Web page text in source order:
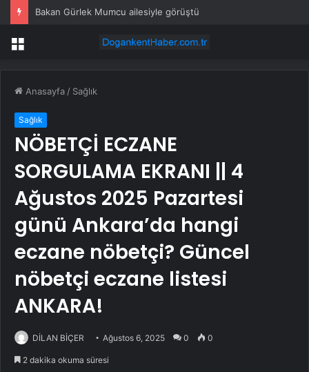
Bakan Gürlek Mumcu ailesiyle görüştü
Menü
Anasayfa / Sağlık
Sağlık
NÖBETÇİ ECZANE
SORGULAMA EKRANI || 4
Ağustos 2025 Pazartesi
günü Ankara’da hangi
eczane nöbetçi? Güncel
nöbetçi eczane listesi
ANKARA!
DİLAN BİÇER Ağustos 6, 2025 0 0
2 dakika okuma süresi